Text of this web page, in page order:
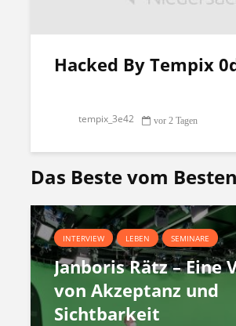
Hacked By Tempix
tempix_3e42 vor 2 Tagen
Das Beste vom Besten
INTERVIEW LEBEN SEMINARE
Janboris Rätz – Eine
von Akzeptanz und
Sichtbarkeit